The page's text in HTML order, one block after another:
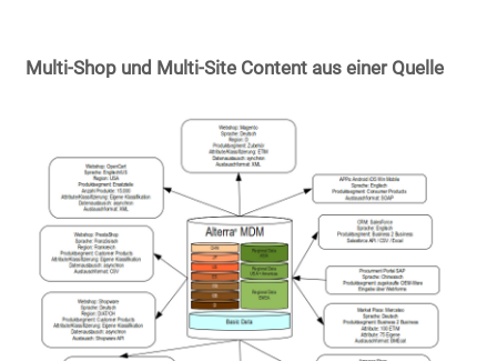
Multi-Shop und Multi-Site Content aus einer Quelle